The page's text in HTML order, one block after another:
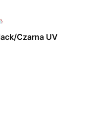
Czarna UV